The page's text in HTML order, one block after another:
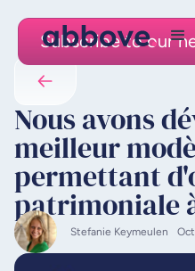
Subscribe to our
Nous avons
meilleur
permettant
patrimoniale
Stefanie Keymeulen